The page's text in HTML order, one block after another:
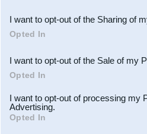
Downstream Participants
third parties.
I want to opt-out of the Sharing of
Opted In
I want to opt-out of the Sale of my
Opted In
I want to opt-out of processing my
Advertising.
Opted In